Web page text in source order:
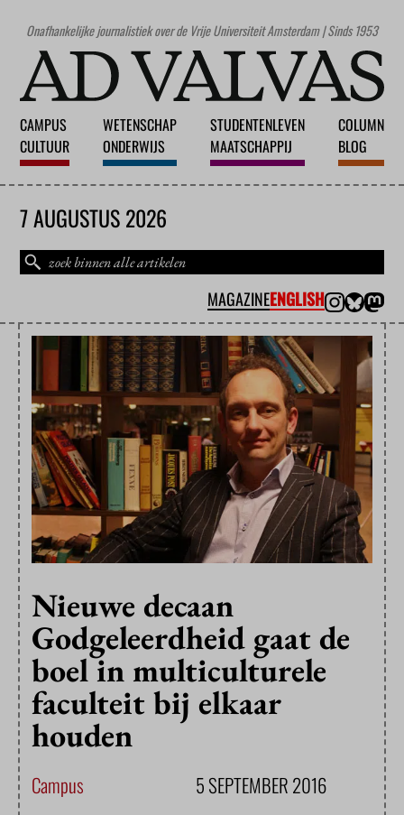
Onafhankelijke journalistiek over de Vrije Universiteit Amsterdam | Sinds 1953
CAMPUS
CULTUUR
WETENSCHAP
ONDERWIJS
STUDENTENLEVEN
MAATSCHAPPIJ
COLUMN
BLOG
7 AUGUSTUS 2026
MAGAZINEENGLISH
Nieuwe decaan
Godgeleerdheid gaat de
boel in multiculturele
faculteit bij elkaar
houden
Campus 5 SEPTEMBER 2016